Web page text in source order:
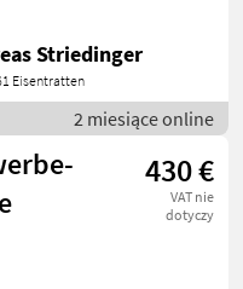
Striedinger
Eisentratten
2 miesiące online
430 €
VAT nie
dotyczy